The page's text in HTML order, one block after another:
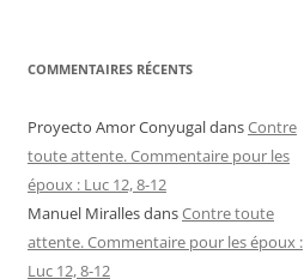
COMMENTAIRES RÉCENTS
Proyecto Amor ConyugaldansContre
toute attente. Commentaire pour les
époux : Luc 12, 8-12
Manuel MirallesdansContre toute
attente. Commentaire pour les époux :
Luc 12, 8-12